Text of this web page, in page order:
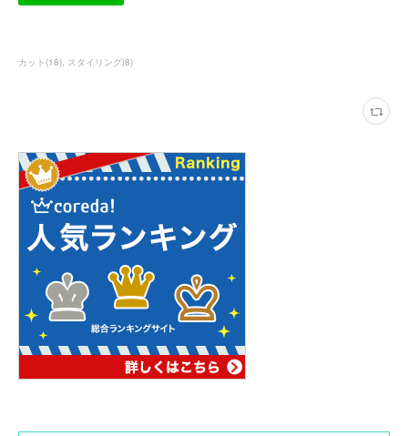
カット (18) スタイリング(8)